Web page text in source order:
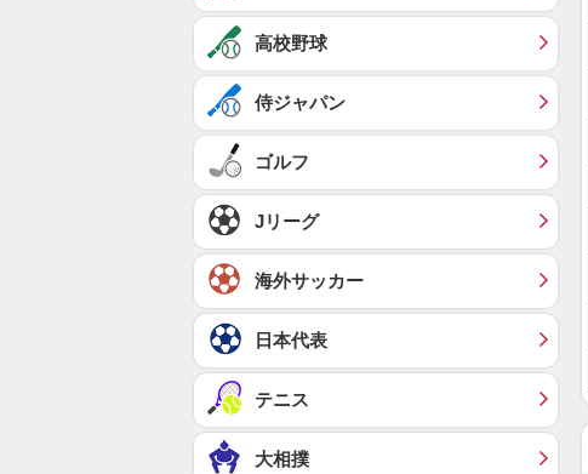
高校野球
侍ジャパン
ゴルフ
Jリーグ
海外サッカー
日本代表
テニス
大相撲